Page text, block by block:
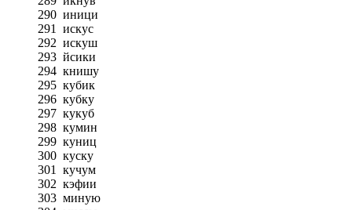
290 иници
291
искус
292 искуш
293 йсики
294 книшу
295 кубик
296 кубку
297 кукуб
298 кумин
299 куниц
300 куску
301
кучум
302 кэфии
303 миную